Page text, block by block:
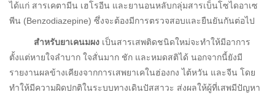
ได้แก่ สารเคตามีน เฮโรอีน และยานอนหลับกลุ่มสารเบ็นโซไดอาเซ
พีน (Benzodiazepine) ซึ่งจะต้องมีการตรวจสอบและยืนยันกันต่อไป
สำหรับยาเคนมผง เป็นสารเสพติดชนิดใหม่จะทำให้มีอาการ
ตั้งแต่หายใจลำบาก ใจสั่นมาก ชัก และหมดสติได้ นอกจากนี้ยังมี
รายงานผลข้างเคียงจากการเสพยาเคในฮ่องกง ไต้หวัน และจีน โดย
ทำให้มีความผิดปกติในระบบทางเดินปัสสาวะ ส่งผลให้ผู้ที่เสพมีปัญหา